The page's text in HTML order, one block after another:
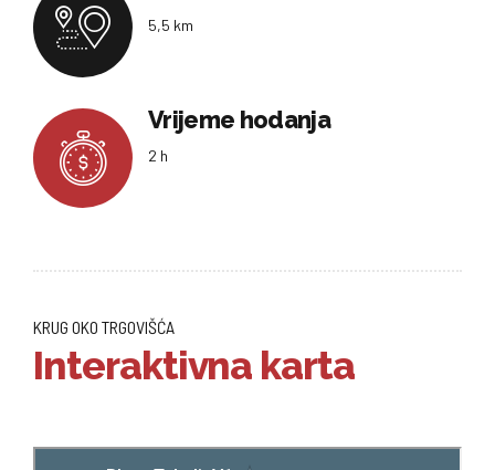
5,5 km
Vrijeme hodanja
2 h
KRUG OKO TRGOVIŠĆA
Interaktivna karta